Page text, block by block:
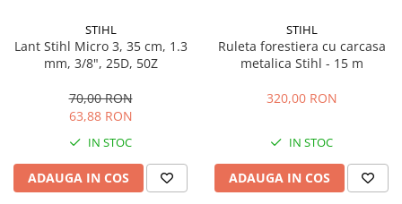
Plase si folii pentru gradinarit
Alte unelte de gradinarit
Casti de protectie
Manusi de lucru
Ochelari de protectie
Electrice si Iluminat
STIHL
Lant Stihl Micro 3, 35 cm, 1.3
mm, 3/8", 25D, 50Z
70,00 RON
63,88 RON
IN STOC
ADAUGA IN COS
STIHL
Ruleta forestiera cu carcasa
metalica Stihl - 15 m
320,00 RON
IN STOC
ADAUGA IN COS